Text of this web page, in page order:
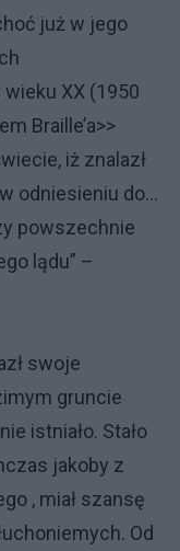
już w jego
wieku XX (1950
Braille’a>>
iż znalazł
odniesieniu do…
powszechnie
lądu” –
swoje
gruncie
istniało. Stało
jakoby z
, miał szansę
Od